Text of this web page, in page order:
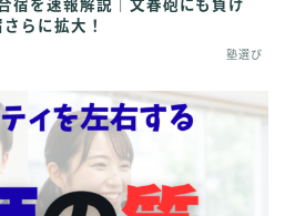
宿を速報解説｜文春砲にも負け
らに拡大！
塾選び